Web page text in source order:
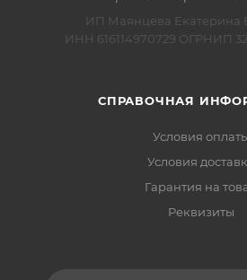
ИП Маянцева Екатерина
ИНН 616114970729 ОГРНИП
СПРАВОЧНАЯ
Условия
Условия
Гарантия на
Реквизиты